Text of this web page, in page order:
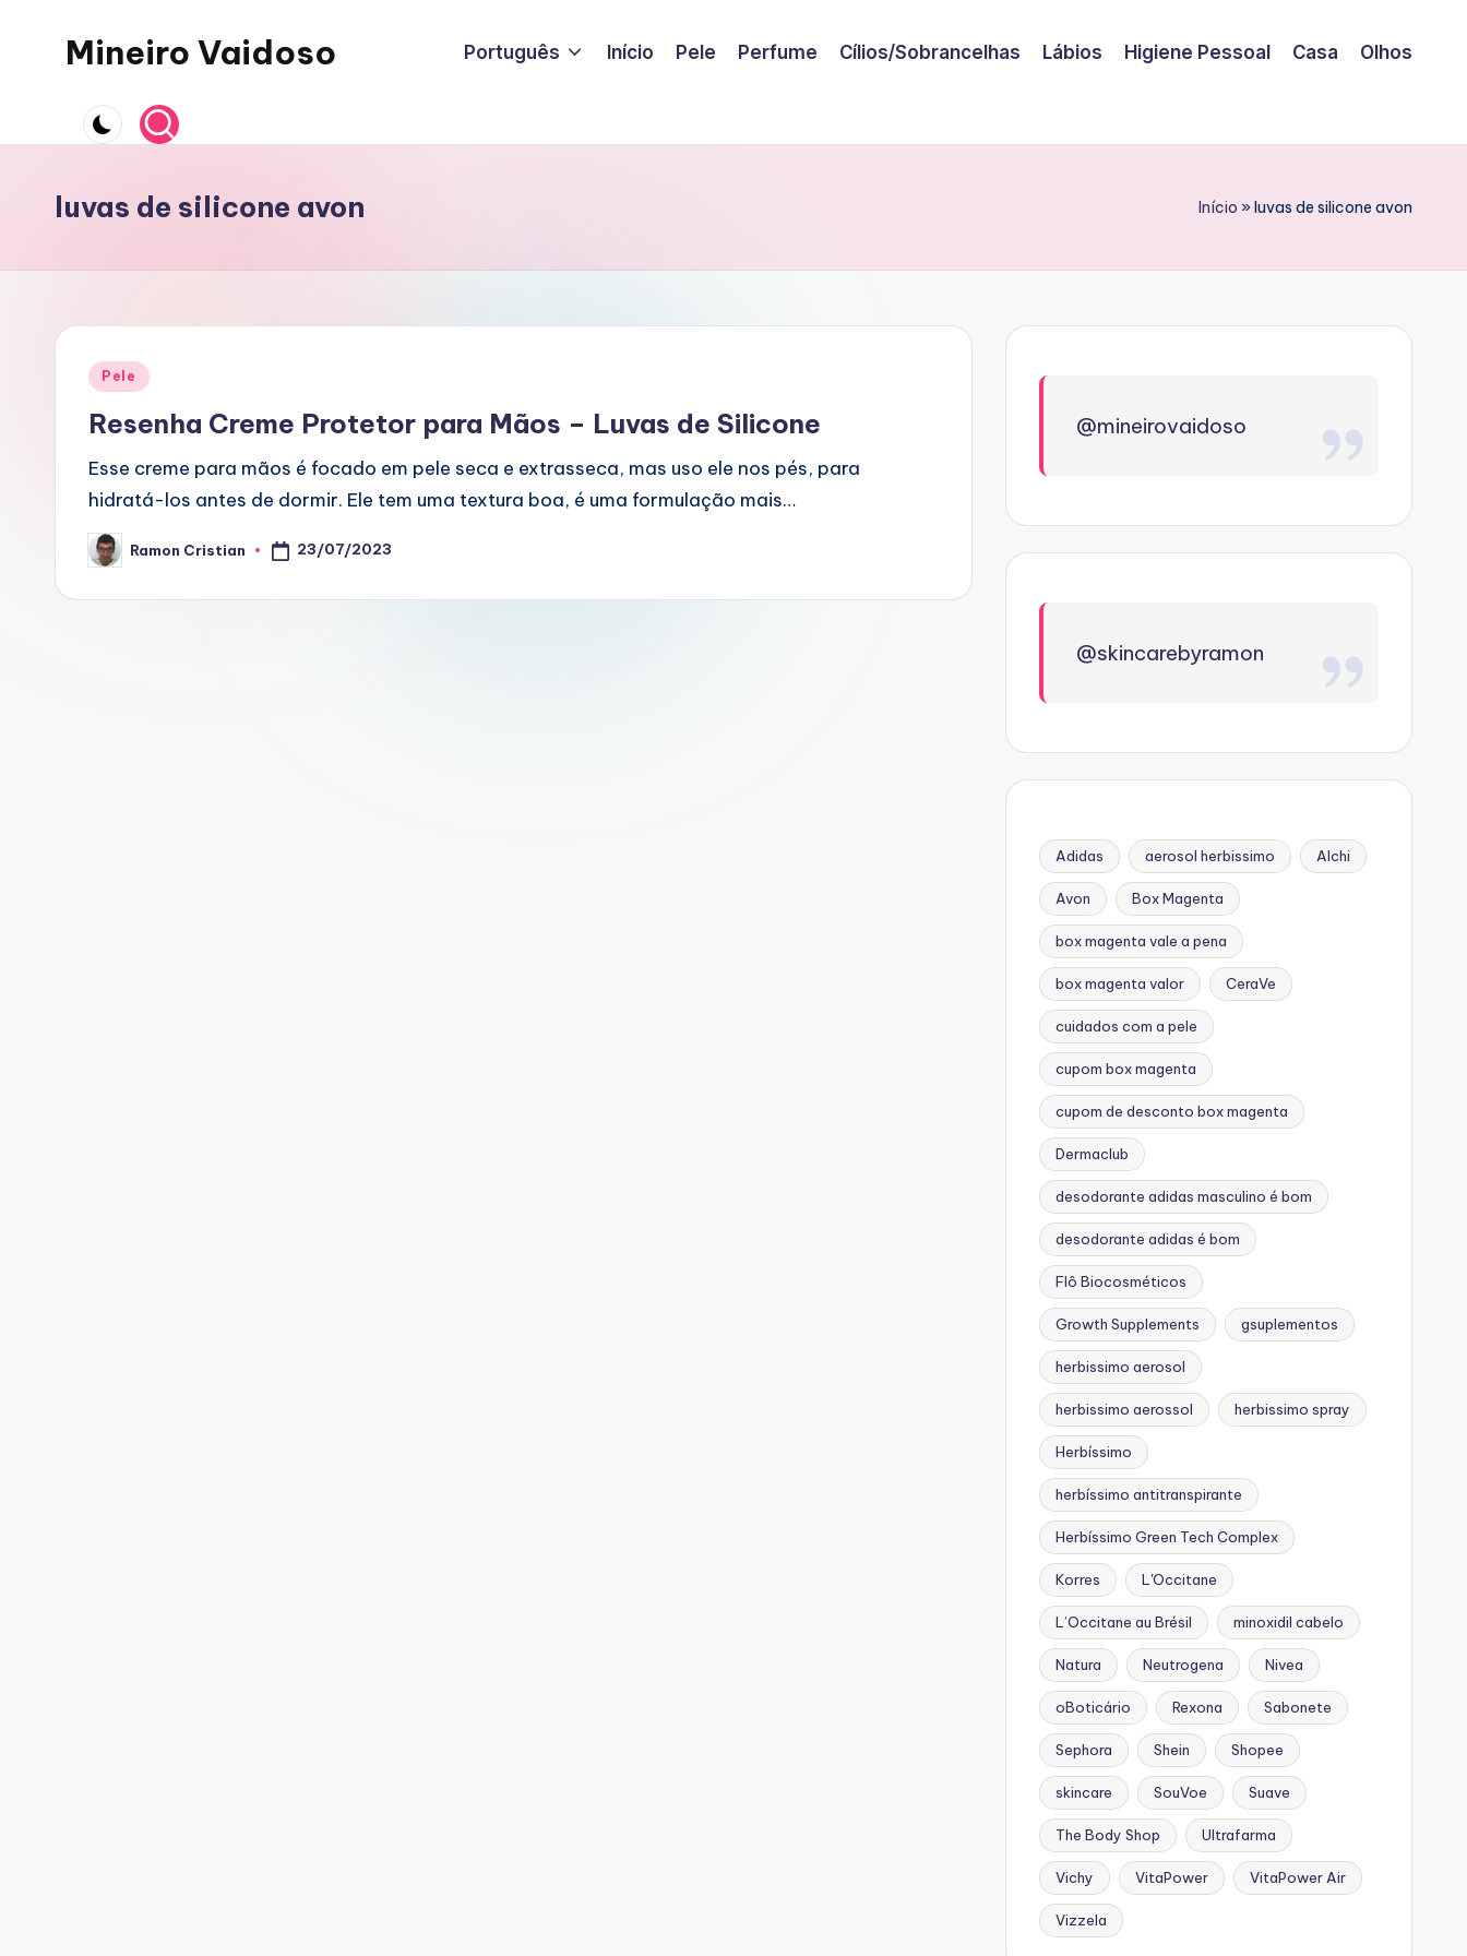
Mineiro Vaidoso
Care,
Resenhas
Português Início Pele Perfume Cílios/Sobrancelhas Lábios Higiene Pessoal Casa Olhos
luvas de silicone avon Início »luvas de silicone avon
Posted
Pele
Resenha Creme Protetor para Mãos – Luvas de Silicone
Esse creme para mãos é focado em pele seca e extrasseca, mas uso ele nos pés, para
hidratá-los antes de dormir. Ele tem uma textura boa, é uma formulação mais…
Posted
by
Ramon Cristian 23/07/2023
@mineirovaidoso
@skincarebyramon
Adidas aerosol herbissimo Alchi
Avon Box Magenta
box magenta vale a pena
box magenta valor CeraVe
cuidados com a pele
cupom box magenta
cupom de desconto box magenta
Dermaclub
desodorante adidas masculino é bom
desodorante adidas é bom
Flô Biocosméticos
Growth Supplements gsuplementos
herbissimo aerosol
herbissimo aerossol herbissimo spray
Herbíssimo
herbíssimo antitranspirante
Herbíssimo Green Tech Complex
Korres L'Occitane
L’Occitane au Brésil minoxidil cabelo
Natura Neutrogena Nivea
oBoticário Rexona Sabonete
Sephora Shein Shopee
skincare SouVoe Suave
The Body Shop Ultrafarma
Vichy VitaPower VitaPower Air
Vizzela